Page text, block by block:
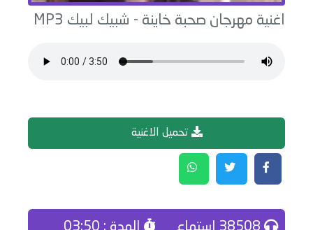
اغنية مهرجان صحبة خاينة - شبيك لبيك
تحميل الاغنية
المدة : 03:50